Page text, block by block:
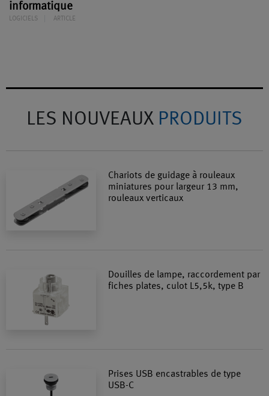
informatique
LOGICIELS ARTICLE
LES NOUVEAUX PRODUITS
Chariots de guidage à rouleaux
miniatures pour largeur 13 mm,
rouleaux verticaux
Douilles de lampe, raccordement par
fiches plates, culot L5,5k, type B
Prises USB encastrables de type
USB-C